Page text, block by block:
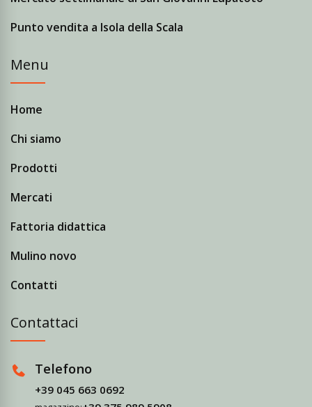
Punto vendita a Isola della Scala
Menu
Home
Chi siamo
Prodotti
Mercati
Fattoria didattica
Mulino novo
Contatti
Contattaci
Telefono
+39 045 663 0692